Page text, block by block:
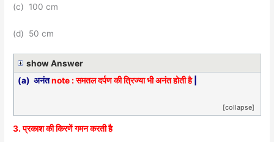
(c) 100 cm
(d) 50 cm
show Answer
(a) अनंतnote : समतल दर्पण की त्रिज्या भी अनंत होती है|
[collapse]
3. प्रकाश की किरणें गमन करती है